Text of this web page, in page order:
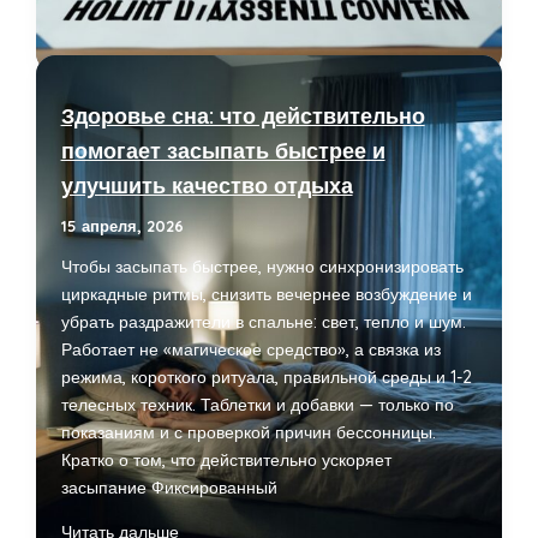
на
практике:
писать
пресс-
релизы,
которые
СМИ
Здоровье сна: что действительно
помогает засыпать быстрее и
улучшить качество отдыха
15 апреля, 2026
Чтобы засыпать быстрее, нужно синхронизировать
циркадные ритмы, снизить вечернее возбуждение и
убрать раздражители в спальне: свет, тепло и шум.
Работает не «магическое средство», а связка из
режима, короткого ритуала, правильной среды и 1-2
телесных техник. Таблетки и добавки — только по
показаниям и с проверкой причин бессонницы.
Кратко о том, что действительно ускоряет
засыпание Фиксированный
Здоровье
Читать дальше